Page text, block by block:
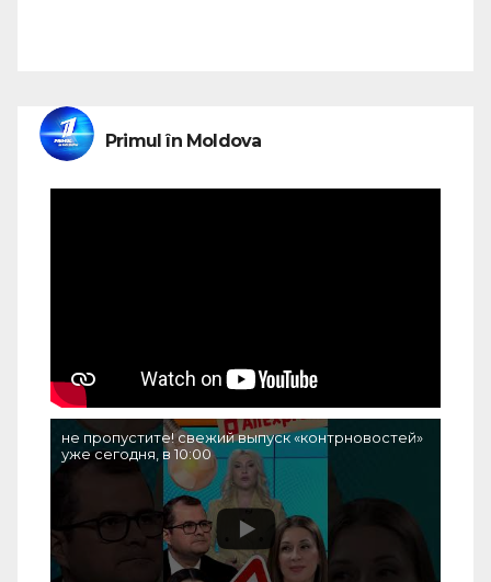
Primul în Moldova
не пропустите! свежий выпуск «контрновостей»
уже сегодня, в 10:00